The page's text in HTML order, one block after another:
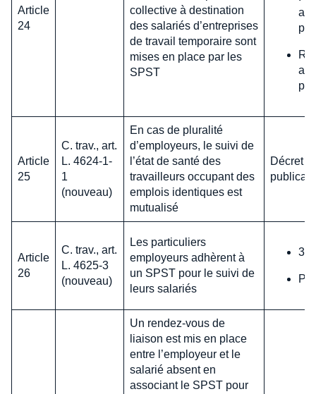
Article
24
collective à destination
des salariés d’entreprises
de travail temporaire sont
mises en place par les
SPST
Article
25
C. trav., art.
L. 4624-1-
1
(nouveau)
En cas de pluralité
d’employeurs, le suivi de
l’état de santé des
travailleurs occupant des
emplois identiques est
mutualisé
Décret
Article
26
C. trav., art.
L. 4625-3
(nouveau)
Les particuliers
employeurs adhèrent à
un SPST pour le suivi de
leurs salariés
31
Un rendez-vous de
liaison est mis en place
entre l’employeur et le
salarié absent en
associant le SPST pour